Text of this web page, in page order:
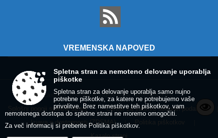
VREMENSKA NAPOVED
Zasnova, izvedba in vzdrževanje: Sigmateh d.o.o.
Splošni pogoji spletne strani | Center za varstvo osebnih podatkov
Izjava o dostopnosti (ZDSMA) |
Kazalo strani
Spletna stran za nemoteno delovanje uporablja
piškotke
Spletna stran za delovanje uporablja samo nujno
potrebne piškotke, za katere ne potrebujemo vaše
privolitve. Brez namestitve teh piškotkov, vam
nemotenega dostopa do spletne strani ne moremo omogočiti.
Za več informacij si preberite Politika piškotkov.